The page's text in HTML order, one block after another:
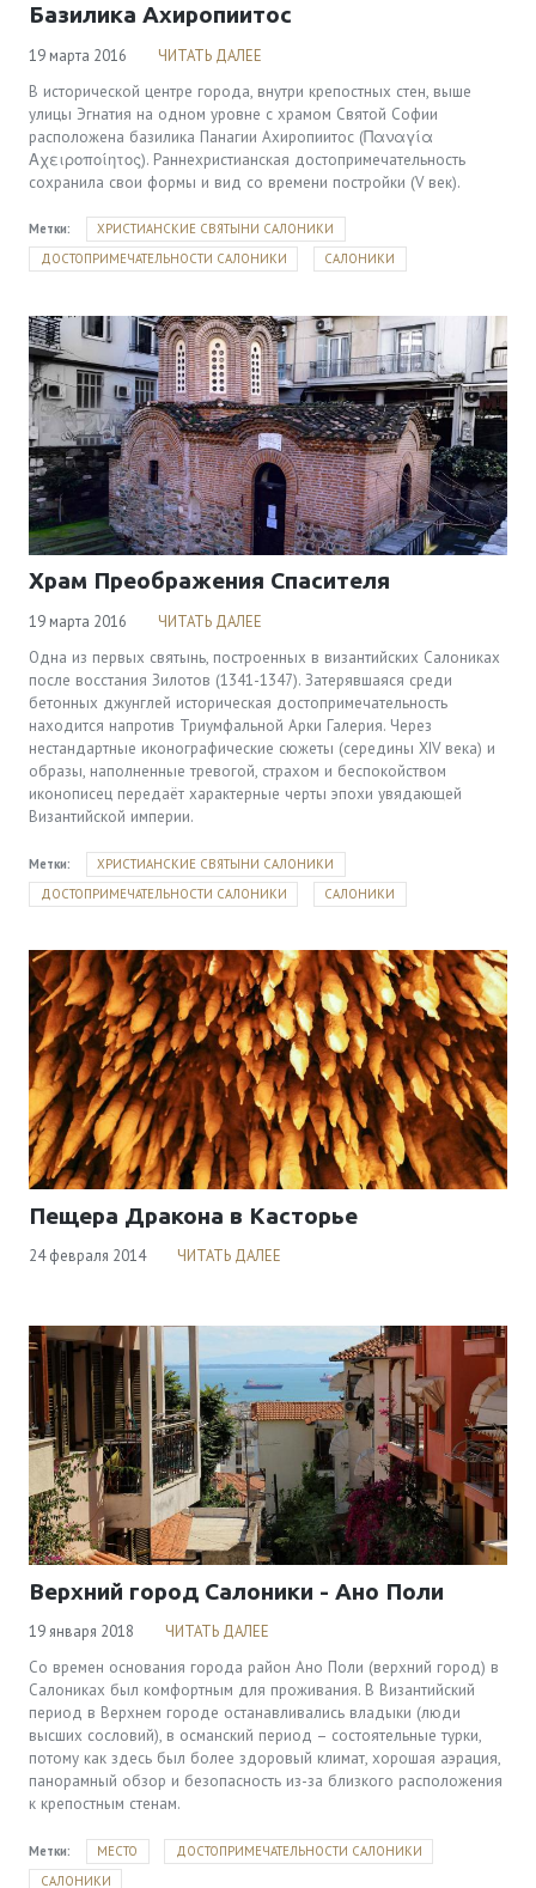
Базилика Ахиропиитос
19 марта 2016
ЧИТАТЬ ДАЛЕЕ
В исторической центре города, внутри крепостных стен, выше
улицы Эгнатия на одном уровне с храмом Святой Софии
расположена базилика Панагии Ахиропиитос (Παναγία
Αχειροποίητος). Раннехристианская достопримечательность
сохранила свои формы и вид со времени постройки (V век).
Метки:
ХРИСТИАНСКИЕ СВЯТЫНИ САЛОНИКИ
ДОСТОПРИМЕЧАТЕЛЬНОСТИ САЛОНИКИ
САЛОНИКИ
Храм Преображения Спасителя
19 марта 2016
ЧИТАТЬ ДАЛЕЕ
Одна из первых святынь, построенных в византийских Салониках
после восстания Зилотов (1341-1347). Затерявшаяся среди
бетонных джунглей историческая достопримечательность
находится напротив Триумфальной Арки Галерия. Через
нестандартные иконографические сюжеты (середины XIV века) и
образы, наполненные тревогой, страхом и беспокойством
иконописец передаёт характерные черты эпохи увядающей
Византийской империи.
Метки:
ХРИСТИАНСКИЕ СВЯТЫНИ САЛОНИКИ
ДОСТОПРИМЕЧАТЕЛЬНОСТИ САЛОНИКИ
САЛОНИКИ
Пещера Дракона в Касторье
24 февраля 2014 ЧИТАТЬ ДАЛЕЕ
Верхний город Салоники - Ано Поли
19 января 2018
ЧИТАТЬ ДАЛЕЕ
Со времен основания города район Ано Поли (верхний город) в
Салониках был комфортным для проживания. В Византийский
период в Верхнем городе останавливались владыки (люди
высших сословий), в османский период – состоятельные турки,
потому как здесь был более здоровый климат, хорошая аэрация,
панорамный обзор и безопасность из-за близкого расположения
к крепостным стенам.
Метки: МЕСТО
ДОСТОПРИМЕЧАТЕЛЬНОСТИ САЛОНИКИ
САЛОНИКИ